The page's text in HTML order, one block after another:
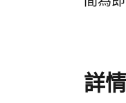
間為
詳情